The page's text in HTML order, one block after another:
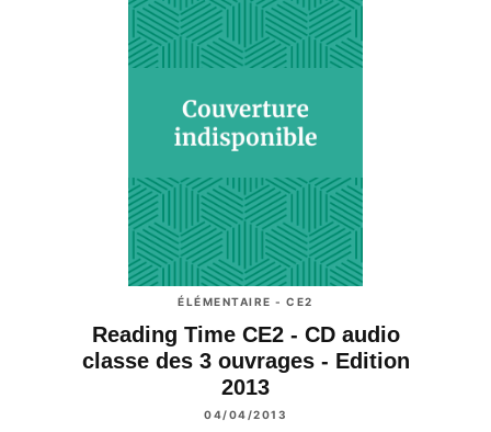
ÉLÉMENTAIRE - CE2
Reading Time CE2 - CD audio
classe des 3 ouvrages - Edition
2013
04/04/2013